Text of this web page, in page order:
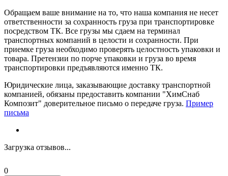
Обращаем ваше внимание на то, что наша компания не несет
ответственности за сохранность груза при транспортировке
посредством ТК. Все грузы мы сдаем на терминал
транспортных компаний в целости и сохранности. При
приемке груза необходимо проверять целостность упаковки и
товара. Претензии по порче упаковки и груза во время
транспортировки предъявляются именно ТК.
Юридические лица, заказывающие доставку транспортной
компанией, обязаны предоставить компании "ХимСнаб
Композит" доверительное письмо о передаче груза. Пример
письма
Загрузка отзывов...
0